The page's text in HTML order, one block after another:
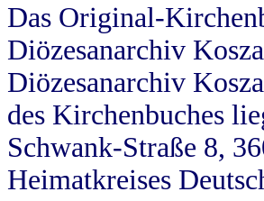
Das Original-
Diözesanarchiv
Diözesanarchiv
des Kirchenbuches
Schwank-Straße 8,
Heimatkreises